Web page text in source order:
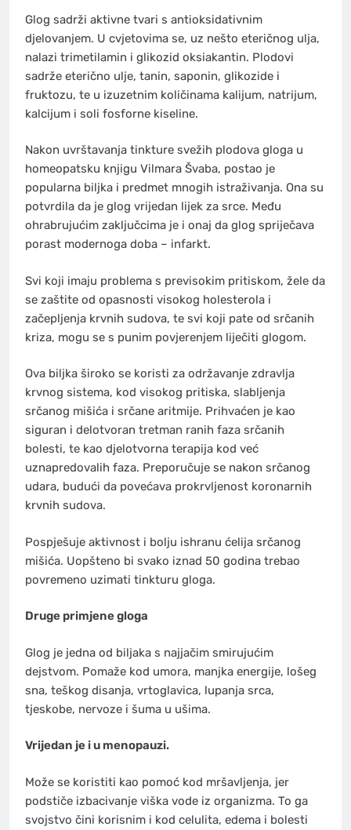
Glog sadrži aktivne tvari s antioksidativnim
djelovanjem. U cvjetovima se, uz nešto eteričnog ulja,
nalazi trimetilamin i glikozid oksiakantin. Plodovi
sadrže eterično ulje, tanin, saponin, glikozide i
fruktozu, te u izuzetnim količinama kalijum, natrijum,
kalcijum i soli fosforne kiseline.
Nakon uvrštavanja tinkture svežih plodova gloga u
homeopatsku knjigu Vilmara Švaba, postao je
popularna biljka i predmet mnogih istraživanja. Ona su
potvrdila da je glog vrijedan lijek za srce. Među
ohrabrujućim zaključcima je i onaj da glog spriječava
porast modernoga doba – infarkt.
Svi koji imaju problema s previsokim pritiskom, žele da
se zaštite od opasnosti visokog holesterola i
začepljenja krvnih sudova, te svi koji pate od srčanih
kriza, mogu se s punim povjerenjem liječiti glogom.
Ova biljka široko se koristi za održavanje zdravlja
krvnog sistema, kod visokog pritiska, slabljenja
srčanog mišića i srčane aritmije. Prihvaćen je kao
siguran i delotvoran tretman ranih faza srčanih
bolesti, te kao djelotvorna terapija kod već
uznapredovalih faza. Preporučuje se nakon srčanog
udara, budući da povećava prokrvljenost koronarnih
krvnih sudova.
Pospješuje aktivnost i bolju ishranu ćelija srčanog
mišića. Uopšteno bi svako iznad 50 godina trebao
povremeno uzimati tinkturu gloga.
Druge primjene gloga
Glog je jedna od biljaka s najjačim smirujućim
dejstvom. Pomaže kod umora, manjka energije, lošeg
sna, teškog disanja, vrtoglavica, lupanja srca,
tjeskobe, nervoze i šuma u ušima.
Vrijedan je i u menopauzi.
Može se koristiti kao pomoć kod mršavljenja, jer
podstiče izbacivanje viška vode iz organizma. To ga
svojstvo čini korisnim i kod celulita, edema i bolesti